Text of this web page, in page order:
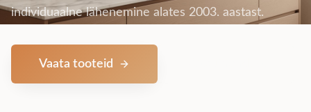
individuaalne lähenemine alates 2003. aastast.
Vaata tooteid